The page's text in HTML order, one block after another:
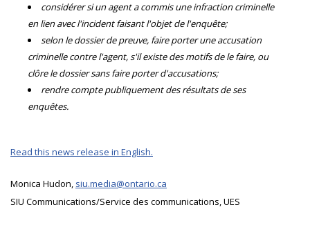
considérer si un agent a commis une infraction criminelle
en lien avec l'incident faisant l'objet de l'enquête;
selon le dossier de preuve, faire porter une accusation
criminelle contre l'agent, s'il existe des motifs de le faire, ou
clôre le dossier sans faire porter d'accusations;
rendre compte publiquement des résultats de ses
enquêtes.
Read this news release in English.
Monica Hudon, siu.media@ontario.ca
SIU Communications/Service des communications, UES